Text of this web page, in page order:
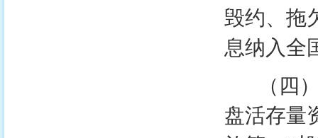
毁约、拖
息纳入全
（四）
盘活存量